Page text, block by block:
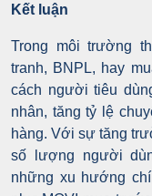
Kết luận
Trong môi trường
tranh, BNPL, hay
cách người tiêu
nhân, tăng tỷ lệ
hàng. Với sự tăng
số lượng người
những xu hướng